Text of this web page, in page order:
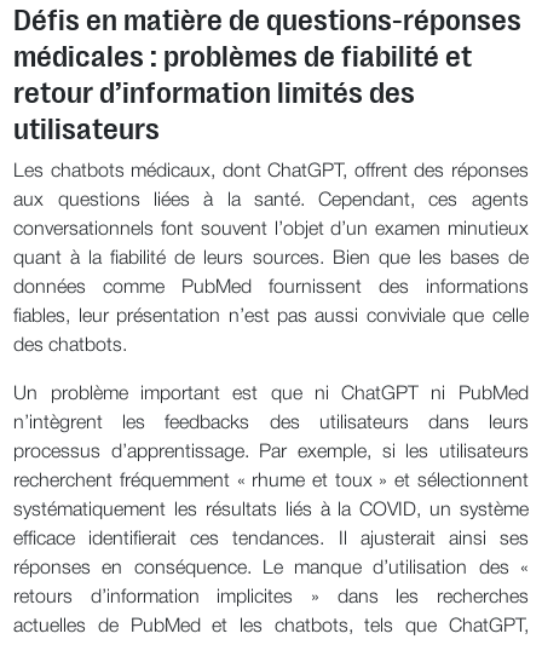
Défis en matière de questions-réponses
médicales : problèmes de fiabilité et
retour d’information limités des
utilisateurs
Les chatbots médicaux, dont ChatGPT, offrent des réponses
aux questions liées à la santé. Cependant, ces agents
conversationnels font souvent l’objet d’un examen minutieux
quant à la fiabilité de leurs sources. Bien que les bases de
données comme PubMed fournissent des informations
fiables, leur présentation n’est pas aussi conviviale que celle
des chatbots.
Un problème important est que ni ChatGPT ni PubMed
n’intègrent les feedbacks des utilisateurs dans leurs
processus d’apprentissage. Par exemple, si les utilisateurs
recherchent fréquemment « rhume et toux » et sélectionnent
systématiquement les résultats liés à la COVID, un système
efficace identifierait ces tendances. Il ajusterait ainsi ses
réponses en conséquence. Le manque d’utilisation des «
retours d’information implicites » dans les recherches
actuelles de PubMed et les chatbots, tels que ChatGPT,